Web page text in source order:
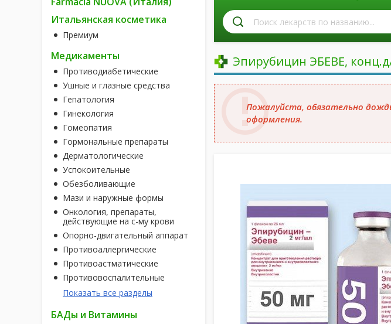
Итальянская косметика
Премиум
Медикаменты
Противодиабетические
Ушные и глазные средства
Гепатология
Гинекология
Гомеопатия
Гормональные препараты
Дерматологические
Успокоительные
Обезболивающие
Мази и наружные формы
Онкология, препараты,
действующие на с-му крови
Опорно-двигательный аппарат
Противоаллергические
Противоастматические
Противовоспалительные
Показать все разделы
БАДы и Витамины
Поиск
лекарств
по
Эпирубицин ЭБЕВЕ,
Пожалуйста, обязательно
оформления.